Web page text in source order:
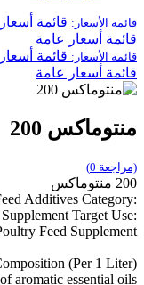
قائمه الأسعار: قائمة
قائمة أسعار عامة
قائمه الأسعار: قائمة
قائمة أسعار عامة
منتوماكس 200
(مراجعة 0)
200 منتوماكس
Additives Category:
Target Use:
Feed Supplement
(Per 1 Liter)
aromatic essential oils: